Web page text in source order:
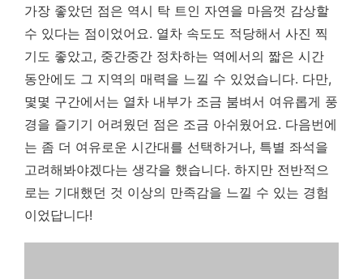
가장 좋았던 점은 역시 탁 트인 자연을 마음껏 감상할
수 있다는 점이었어요. 열차 속도도 적당해서 사진 찍
기도 좋았고, 중간중간 정차하는 역에서의 짧은 시간
동안에도 그 지역의 매력을 느낄 수 있었습니다. 다만,
몇몇 구간에서는 열차 내부가 조금 붐벼서 여유롭게 풍
경을 즐기기 어려웠던 점은 조금 아쉬웠어요. 다음번에
는 좀 더 여유로운 시간대를 선택하거나, 특별 좌석을
고려해봐야겠다는 생각을 했습니다. 하지만 전반적으
로는 기대했던 것 이상의 만족감을 느낄 수 있는 경험
이었답니다!